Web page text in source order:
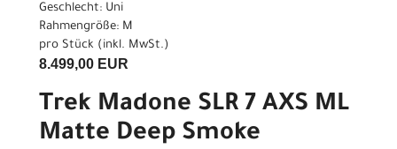
Geschlecht: Uni
Rahmengröße: M
pro Stück (inkl. MwSt.)
8.499,00 EUR
Trek Madone SLR 7 AXS ML
Matte Deep Smoke